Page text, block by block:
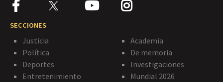
SECCIONES
Justicia
Política
Deportes
Entretenimiento
Academia
De memoria
Investigaciones
Mundial 2026